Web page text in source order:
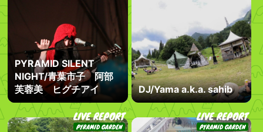
PYRAMID SILENT
NIGHT/青葉市子 阿部
芙蓉美 ヒグチアイ
DJ/Yama a.k.a. sahib
LIVE REPORT
PYRAMID GARDEN
LIVE REPORT
PYRAMID GARDEN